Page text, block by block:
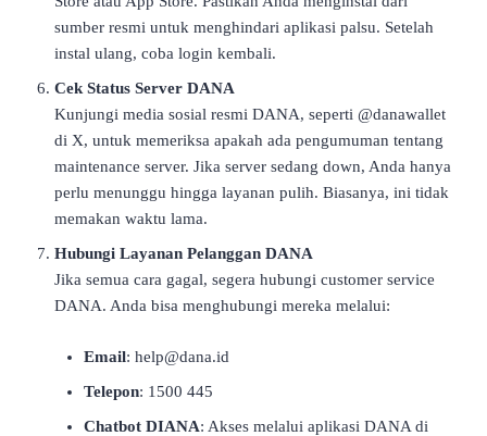
sumber resmi untuk menghindari aplikasi palsu. Setelah
instal ulang, coba login kembali.
Cek Status Server DANA
Kunjungi media sosial resmi DANA, seperti @danawallet
di X, untuk memeriksa apakah ada pengumuman tentang
maintenance server. Jika server sedang down, Anda hanya
perlu menunggu hingga layanan pulih. Biasanya, ini tidak
memakan waktu lama.
Hubungi Layanan Pelanggan DANA
Jika semua cara gagal, segera hubungi customer service
DANA. Anda bisa menghubungi mereka melalui:
Email:help@dana.id
Telepon: 1500 445
Chatbot DIANA: Akses melalui aplikasi DANA di